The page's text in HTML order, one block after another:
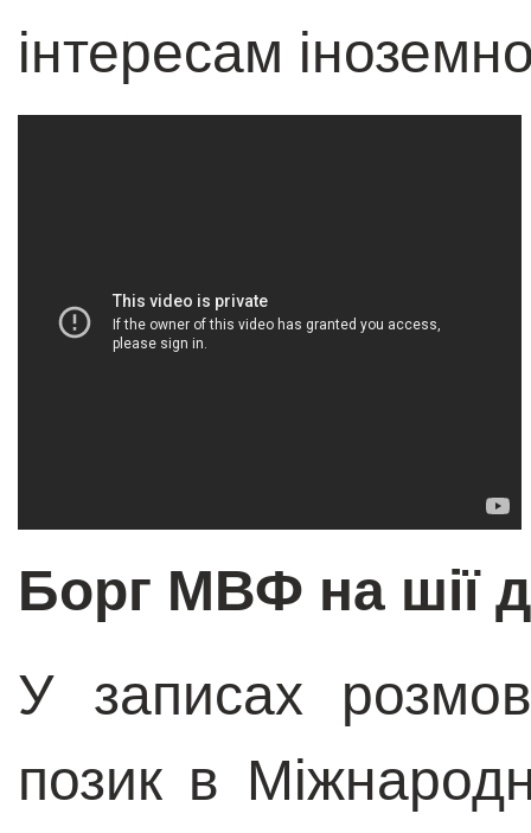
інтересам
Борг МВФ на шії
У записах
позик в